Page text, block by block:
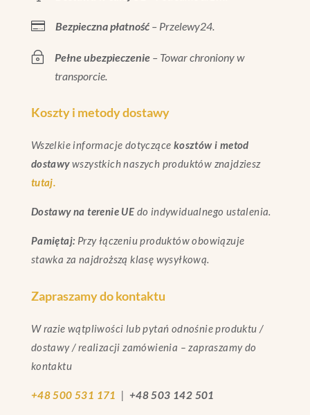
 Bezpieczna płatność– Przelewy24.
~ Pełne ubezpieczenie– Towar chroniony w
transporcie.
Koszty i metody dostawy
Wszelkie informacje dotyczące kosztów i metod
dostawywszystkich naszych produktów znajdziesz
tutaj.
Dostawy na terenie UE do indywidualnego ustalenia.
Pamiętaj: Przy łączeniu produktów obowiązuje
stawka za najdroższą klasę wysyłkową.
Zapraszamy do kontaktu
W razie wątpliwości lub pytań odnośnie produktu /
dostawy / realizacji zamówienia – zapraszamy do
kontaktu
+48 500 531 171 | +48 503 142 501